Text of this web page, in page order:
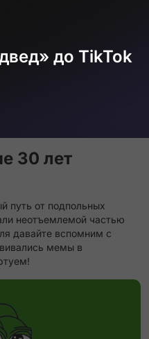
до TikTok
30 лет
путь от подпольных
неотъемлемой частью
давайте вспомним с
мемы в